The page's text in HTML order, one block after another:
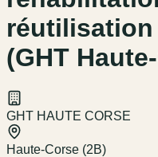
(GHT
GHT HAUTE CORSE
Haute-Corse (2B)